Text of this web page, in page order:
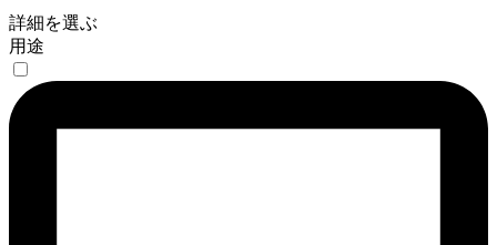
詳細を選ぶ
用途